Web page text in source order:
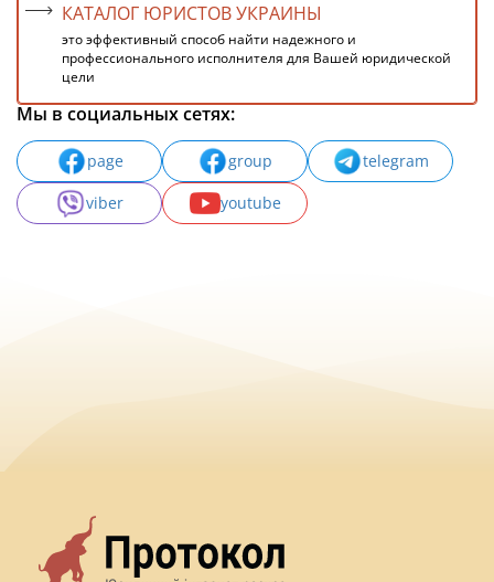
КАТАЛОГ ЮРИСТОВ УКРАИНЫ
это эффективный способ найти надежного и
профессионального исполнителя для Вашей юридической
цели
Мы в социальных сетях:
page group
telegram
viber
youtube